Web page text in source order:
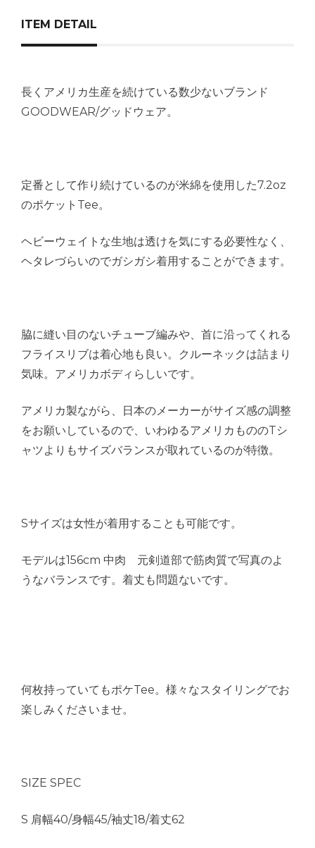
ITEM DETAIL
長くアメリカ生産を続けている数少ないブランド
GOODWEAR/グッドウェア。
定番として作り続けているのが米綿を使用した7.2oz
のポケットTee。
ヘビーウェイトな生地は透けを気にする必要性なく、
ヘタレづらいのでガシガシ着用することができます。
脇に縫い目のないチューブ編みや、首に沿ってくれる
フライスリブは着心地も良い。クルーネックは詰まり
気味。アメリカボディらしいです。
アメリカ製ながら、日本のメーカーがサイズ感の調整
をお願いしているので、いわゆるアメリカもののTシ
ャツよりもサイズバランスが取れているのが特徴。
Sサイズは女性が着用することも可能です。
モデルは156cm 中肉 元剣道部で筋肉質で写真のよ
うなバランスです。着丈も問題ないです。
何枚持っていてもポケTee。様々なスタイリングでお
楽しみくださいませ。
SIZE SPEC
S 肩幅40/身幅45/袖丈18/着丈62